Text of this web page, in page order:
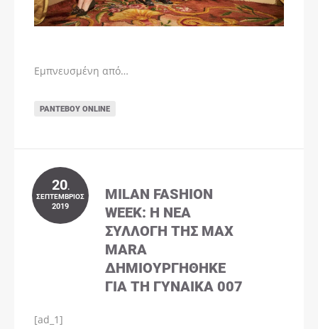
Εμπνευσμένη από…
ΡΑΝΤΕΒΟΎ ONLINE
20.
ΣΕΠΤΈΜΒΡΙΟΣ
2019
MILAN FASHION
WEEK: Η ΝΈΑ
ΣΥΛΛΟΓΉ ΤΗΣ MAX
MARA
ΔΗΜΙΟΥΡΓΉΘΗΚΕ
ΓΙΑ ΤΗ ΓΥΝΑΊΚΑ 007
[ad_1]